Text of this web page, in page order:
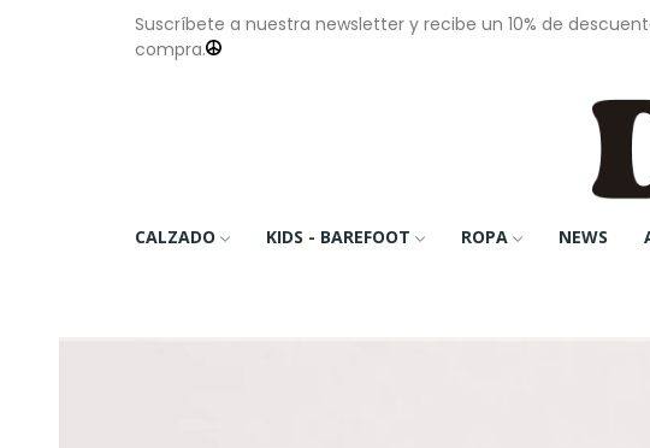
Suscríbete a nuestra newsletter y recibe un 10% de
compra.
CALZADO KIDS - BAREFOOT ROPA NEWS